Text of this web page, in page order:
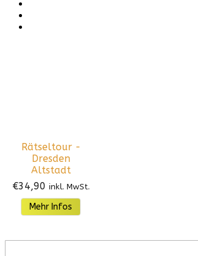
Rätseltour -
Dresden
Altstadt
€34,90 inkl. MwSt.
Mehr Infos